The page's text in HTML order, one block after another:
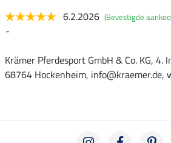
6.2.2026 (Bevestigde
-
Krämer Pferdesport GmbH & Co. KG, 4.
68764 Hockenheim, info@kraemer.de,